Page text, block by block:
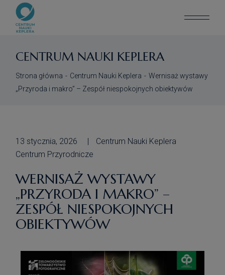
CENTRUM NAUKI KEPLERA
Strona główna Centrum Nauki Keplera
Wernisaż wystawy
„Przyroda i makro” – Zespół niespokojnych obiektywów
13 stycznia, 2026
Centrum Nauki Keplera
Centrum Przyrodnicze
WERNISAŻ WYSTAWY
„PRZYRODA I MAKRO” –
ZESPÓŁ NIESPOKOJNYCH
OBIEKTYWÓW